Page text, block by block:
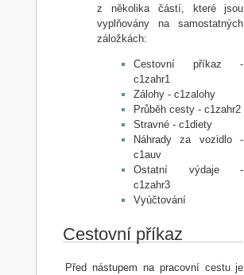
z několika částí, které jsou
vyplňovány na samostatných
záložkách:
Cestovní příkaz -
c1zahr1
Zálohy - c1zalohy
Průběh cesty - c1zahr2
Stravné - c1diety
Náhrady za vozidlo -
c1auv
Ostatní výdaje -
c1zahr3
Vyúčtování
Cestovní příkaz
Před nástupem na pracovní cestu je